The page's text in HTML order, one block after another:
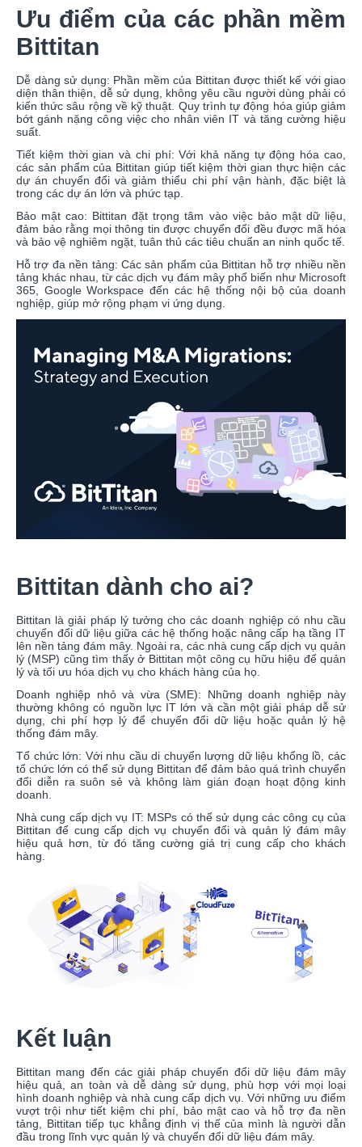
Ưu điểm của các phần mềm
Bittitan
Dễ dàng sử dụng: Phần mềm của Bittitan được thiết kế với giao
diện thân thiện, dễ sử dụng, không yêu cầu người dùng phải có
kiến thức sâu rộng về kỹ thuật. Quy trình tự động hóa giúp giảm
bớt gánh nặng công việc cho nhân viên IT và tăng cường hiệu
suất.
Tiết kiệm thời gian và chi phí: Với khả năng tự động hóa cao,
các sản phẩm của Bittitan giúp tiết kiệm thời gian thực hiện các
dự án chuyển đổi và giảm thiểu chi phí vận hành, đặc biệt là
trong các dự án lớn và phức tạp.
Bảo mật cao: Bittitan đặt trọng tâm vào việc bảo mật dữ liệu,
đảm bảo rằng mọi thông tin được chuyển đổi đều được mã hóa
và bảo vệ nghiêm ngặt, tuân thủ các tiêu chuẩn an ninh quốc tế.
Hỗ trợ đa nền tảng: Các sản phẩm của Bittitan hỗ trợ nhiều nền
tảng khác nhau, từ các dịch vụ đám mây phổ biến như Microsoft
365, Google Workspace đến các hệ thống nội bộ của doanh
nghiệp, giúp mở rộng phạm vi ứng dụng.
Bittitan dành cho ai?
Bittitan là giải pháp lý tưởng cho các doanh nghiệp có nhu cầu
chuyển đổi dữ liệu giữa các hệ thống hoặc nâng cấp hạ tầng IT
lên nền tảng đám mây. Ngoài ra, các nhà cung cấp dịch vụ quản
lý (MSP) cũng tìm thấy ở Bittitan một công cụ hữu hiệu để quản
lý và tối ưu hóa dịch vụ cho khách hàng của họ.
Doanh nghiệp nhỏ và vừa (SME): Những doanh nghiệp này
thường không có nguồn lực IT lớn và cần một giải pháp dễ sử
dụng, chi phí hợp lý để chuyển đổi dữ liệu hoặc quản lý hệ
thống đám mây.
Tổ chức lớn: Với nhu cầu di chuyển lượng dữ liệu khổng lồ, các
tổ chức lớn có thể sử dụng Bittitan để đảm bảo quá trình chuyển
đổi diễn ra suôn sẻ và không làm gián đoạn hoạt động kinh
doanh.
Nhà cung cấp dịch vụ IT: MSPs có thể sử dụng các công cụ của
Bittitan để cung cấp dịch vụ chuyển đổi và quản lý đám mây
hiệu quả hơn, từ đó tăng cường giá trị cung cấp cho khách
hàng.
Kết luận
Bittitan mang đến các giải pháp chuyển đổi dữ liệu đám mây
hiệu quả, an toàn và dễ dàng sử dụng, phù hợp với mọi loại
hình doanh nghiệp và nhà cung cấp dịch vụ. Với những ưu điểm
vượt trội như tiết kiệm chi phí, bảo mật cao và hỗ trợ đa nền
tảng, Bittitan tiếp tục khẳng định vị thế của mình là người dẫn
đầu trong lĩnh vực quản lý và chuyển đổi dữ liệu đám mây.